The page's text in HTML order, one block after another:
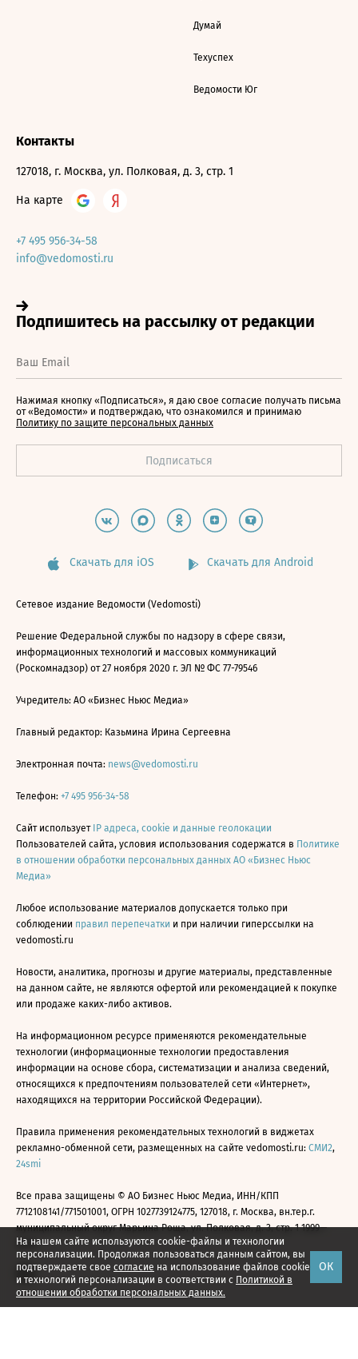
На нашем сайте используются cookie-файлы и технологии
персонализации. Продолжая пользоваться данным сайтом, вы
подтверждаете свое согласие на использование файлов cookie
и технологий персонализации в соответствии с Политикой в
отношении обработки персональных данных.
ОК
Думай
Техуспех
Ведомости Юг
Контакты
127018, г. Москва, ул. Полковая, д. 3, стр. 1
На карте
+7 495 956-34-58
info@vedomosti.ru
Нажимая кнопку «Подписаться», я даю свое согласие получать письма
от «Ведомости» и подтверждаю, что ознакомился и принимаю
Политику по защите персональных данных
Скачать для iOS Скачать для Android
Сетевое издание Ведомости (Vedomosti)
Решение Федеральной службы по надзору в сфере связи,
информационных технологий и массовых коммуникаций
(Роскомнадзор) от 27 ноября 2020 г. ЭЛ № ФС 77-79546
Учредитель: АО «Бизнес Ньюс Медиа»
Главный редактор: Казьмина Ирина Сергеевна
Электронная почта: news@vedomosti.ru
Телефон: +7 495 956-34-58
Сайт использует IP адреса, cookie и данные геолокации
Пользователей сайта, условия использования содержатся в Политике
в отношении обработки персональных данных АО «Бизнес Ньюс
Медиа»
Любое использование материалов допускается только при
соблюдении правил перепечатки и при наличии гиперссылки на
vedomosti.ru
Новости, аналитика, прогнозы и другие материалы, представленные
на данном сайте, не являются офертой или рекомендацией к покупке
или продаже каких-либо активов.
На информационном ресурсе применяются рекомендательные
технологии (информационные технологии предоставления
информации на основе сбора, систематизации и анализа сведений,
относящихся к предпочтениям пользователей сети «Интернет»,
находящихся на территории Российской Федерации).
Правила применения рекомендательных технологий в виджетах
рекламно-обменной сети, размещенных на сайте vedomosti.ru: СМИ2,
24smi
Все права защищены © АО Бизнес Ньюс Медиа, ИНН/КПП
7712108141/771501001, ОГРН 1027739124775, 127018, г. Москва, вн.тер.г.
муниципальный округ Марьина Роща, ул. Полковая, д. 3, стр. 1 1999—
2026